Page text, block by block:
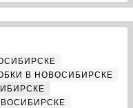
В НОВОСИБИРСКЕ